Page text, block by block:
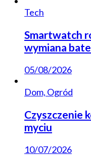
Tech
Smartwatch
wymiana
05/08/2026
Dom, Ogród
Czyszczenie
myciu
10/07/2026